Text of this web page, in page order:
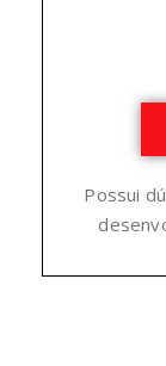
Possui